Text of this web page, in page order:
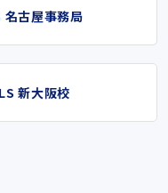
名古屋事務局
新大阪校